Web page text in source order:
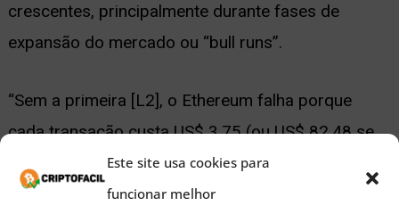
Este site usa cookies para
funcionar melhor
crescentes, principalmente durante fases de
expansão do mercado ou “bull runs”.
“Sem a primeira [L2], o Ethereum falha porque
cada transação custa US$ 3,75 (ou US$ 82,48 se
tivermos outra bull run) e todos os produtos
voltados para o mercado de massa